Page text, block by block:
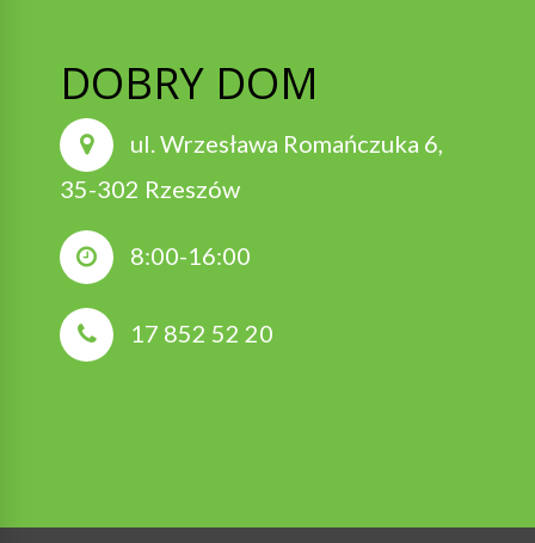
DOBRY DOM
ul. Wrzesława Romańczuka 6,
35-302 Rzeszów
8:00-16:00
17 852 52 20